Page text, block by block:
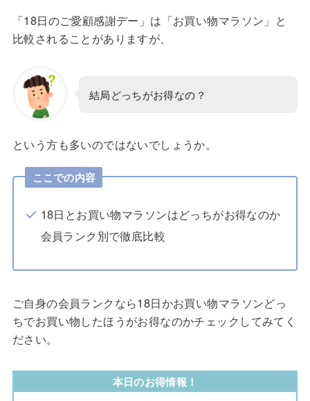
「18日のご愛顧感謝デー」は「お買い物マラソン」と
比較されることがありますが、
結局どっちがお得なの？
という方も多いのではないでしょうか。
ここでの内容
18日とお買い物マラソンはどっちがお得なのか
会員ランク別で徹底比較
ご自身の会員ランクなら18日かお買い物マラソンどっ
ちでお買い物したほうがお得なのかチェックしてみてく
ださい。
本日のお得情報！